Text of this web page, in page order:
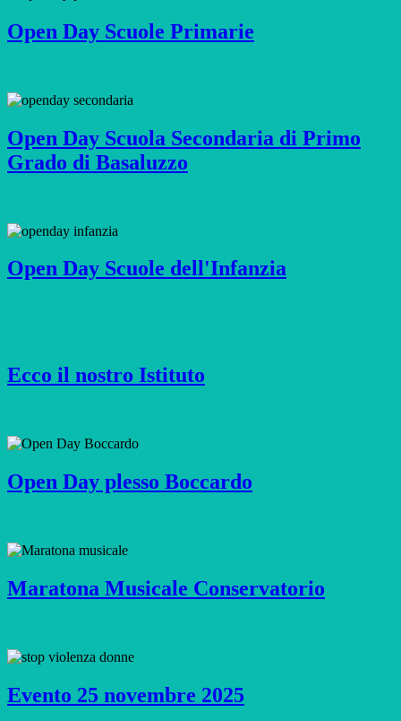
Open Day Scuole Primarie
Open Day Scuola Secondaria di Primo
Grado di Basaluzzo
Open Day Scuole dell'Infanzia
Ecco il nostro Istituto
Open Day plesso Boccardo
Maratona Musicale Conservatorio
Evento 25 novembre 2025